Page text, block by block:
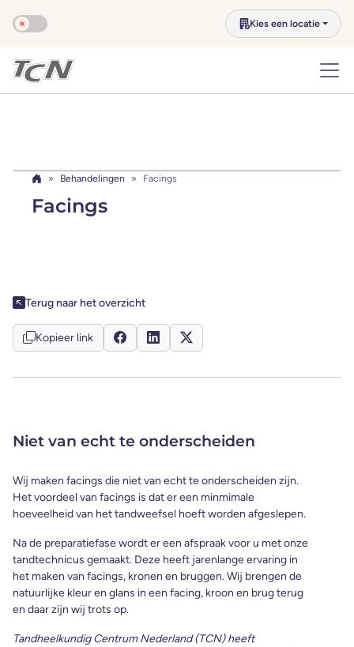
Kies een locatie
Home Behandelingen Facings
Facings
Deel dit bericht
Terug naar het overzicht
Kopieer link
Niet van echt te onderscheiden
Wij maken facings die niet van echt te onderscheiden zijn.
Het voordeel van facings is dat er een minmimale
hoeveelheid van het tandweefsel hoeft worden afgeslepen.
Na de preparatiefase wordt er een afspraak voor u met onze
tandtechnicus gemaakt. Deze heeft jarenlange ervaring in
het maken van facings, kronen en bruggen. Wij brengen de
natuurlijke kleur en glans in een facing, kroon en brug terug
en daar zijn wij trots op.
Tandheelkundig Centrum Nederland (TCN) heeft